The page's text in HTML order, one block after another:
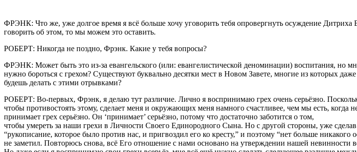
ФРЭНК: Что же, уже долгое время я всё больше хочу уговорить тебя опровергнуть осуждение
говорить об этом, то мы можем это оставить.
РОБЕРТ: Никогда не поздно, Фрэнк. Какие у тебя вопросы?
ФРЭНК: Может быть это из-за евангельского (или: евангелистической деноминации) воспитания, но
нужно бороться с грехом? Существуют буквально десятки мест в Новом Завете, многие из которых
будешь делать с этими отрывками?
РОБЕРТ: Во-первых, Фрэнк, я делаю тут различие. Лично я воспринимаю грех очень серьёзно.
чтобы противостоять этому, сделает меня и окружающих меня намного счастливее, чем мы есть,
принимает грех серьёзно. Он ‘принимает’ серьёзно, потому что достаточно заботится о том,
чтобы умереть за наши грехи в Личности Своего Единородного Сына. Но с другой стороны, уже
“рукописание, которое было против нас, и пригвоздил его ко кресту,” и поэтому “нет больше
не заметил. Повторюсь снова, всё Его отношение с нами основано на утверждении нашей невинности